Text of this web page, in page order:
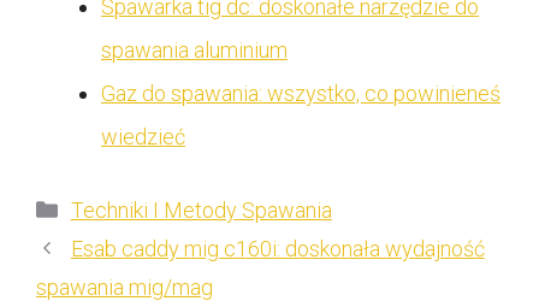
Spawarka tig dc: doskonałe narzędzie do
spawania aluminium
Gaz do spawania: wszystko, co powinieneś
wiedzieć
Kategorie
Techniki I Metody Spawania
Esab caddy mig c160i: doskonała wydajność
spawania mig/mag